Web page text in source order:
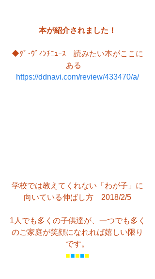
本が紹介されました！
◆ﾀﾞ･ｳﾞｨﾝﾁﾆｭｰｽ　読みたい本がここに
ある
https://ddnavi.com/review/433470/a/
学校では教えてくれない「わが子」に
向いている伸ばし方　2018/2/5
1人でも多くの子供達が、一つでも多く
のご家庭が笑顔になれれば嬉しい限り
です。
■■■■■